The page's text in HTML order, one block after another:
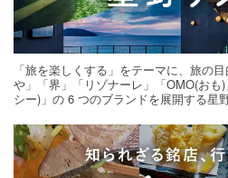
「旅を楽しくする」をテーマに、旅の
や」「界」「リゾナーレ」「OMO(おも
シー)」の 6 つのブランドを展開する星